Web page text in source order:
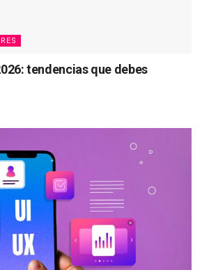
tendencias que debes